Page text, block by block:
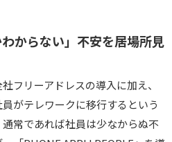
からない」不安を居場所見
フリーアドレスの導入に加え、
がテレワークに移行するという
常であれば社員は少なからぬ不